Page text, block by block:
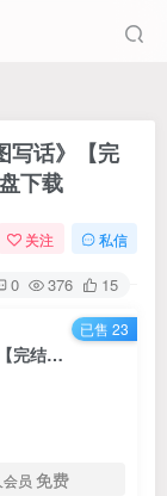
写话》【完
下载
关注 私信
0 376 15
沪江作文辅导 《当思维导图遇上看图写话》【完结】MP4视频+PDF讲义文档百度网盘下载
员 免费
已售 23